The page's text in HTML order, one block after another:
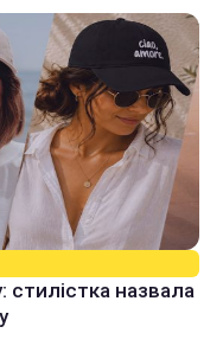
стилістка назвала